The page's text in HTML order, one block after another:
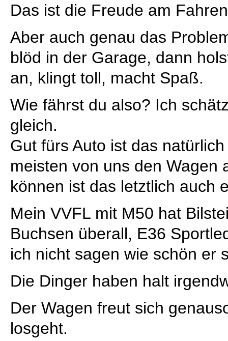
Das ist die Freude am
Aber auch genau das
blöd in der Garage, dann
an, klingt toll, macht Spaß.
Wie fährst du also? Ich
gleich.
Gut fürs Auto ist das
meisten von uns den Wagen
können ist das letztlich auch
Mein VVFL mit M50 hat
Buchsen überall, E36
ich nicht sagen wie schön er
Die Dinger haben halt
Der Wagen freut sich
losgeht.